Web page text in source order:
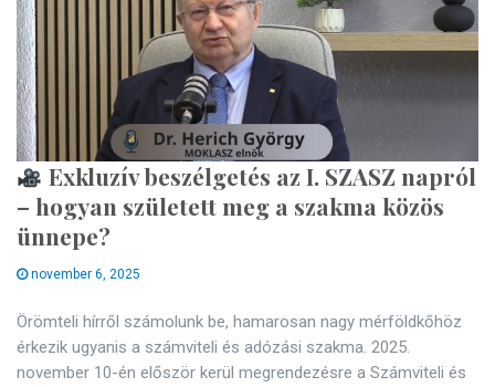
Exkluzív beszélgetés az I. SZASZ napról
– hogyan született meg a szakma közös
ünnepe?
november 6, 2025
Örömteli hírről számolunk be, hamarosan nagy mérföldkőhöz
érkezik ugyanis a számviteli és adózási szakma. 2025.
november 10-én először kerül megrendezésre a Számviteli és